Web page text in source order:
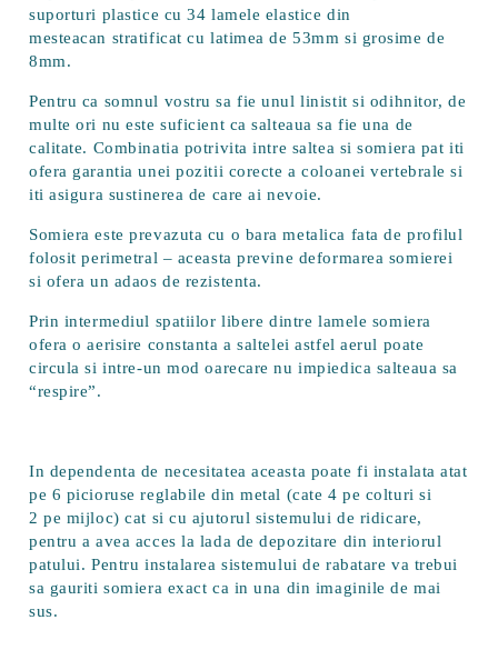
suporturi plastice cu 34 lamele elastice din
mesteacan stratificat cu latimea de 53mm si grosime de
8mm.
Pentru ca somnul vostru sa fie unul linistit si odihnitor, de
multe ori nu este suficient ca salteaua sa fie una de
calitate. Combinatia potrivita intre saltea si somiera pat iti
ofera garantia unei pozitii corecte a coloanei vertebrale si
iti asigura sustinerea de care ai nevoie.
Somiera este prevazuta cu o bara metalica fata de profilul
folosit perimetral – aceasta previne deformarea somierei
si ofera un adaos de rezistenta.
Prin intermediul spatiilor libere dintre lamele somiera
ofera o aerisire constanta a saltelei astfel aerul poate
circula si intre-un mod oarecare nu impiedica salteaua sa
“respire”.
In dependenta de necesitatea aceasta poate fi instalata atat
pe 6 picioruse reglabile din metal (cate 4 pe colturi si
2 pe mijloc) cat si cu ajutorul sistemului de ridicare,
pentru a avea acces la lada de depozitare din interiorul
patului. Pentru instalarea sistemului de rabatare va trebui
sa gauriti somiera exact ca in una din imaginile de mai
sus.